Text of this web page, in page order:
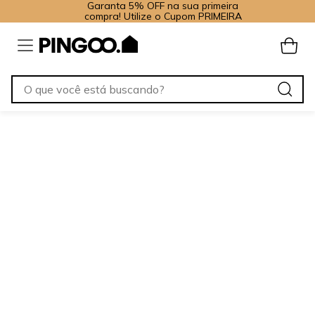
Garanta 5% OFF na sua primeira
compra! Utilize o Cupom PRIMEIRA